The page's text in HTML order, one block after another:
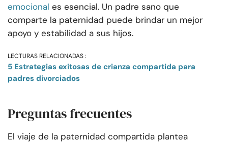
emocional es esencial. Un padre sano que
comparte la paternidad puede brindar un mejor
apoyo y estabilidad a sus hijos.
LECTURAS RELACIONADAS :
5 Estrategias exitosas de crianza compartida para
padres divorciados
Preguntas frecuentes
El viaje de la paternidad compartida plantea